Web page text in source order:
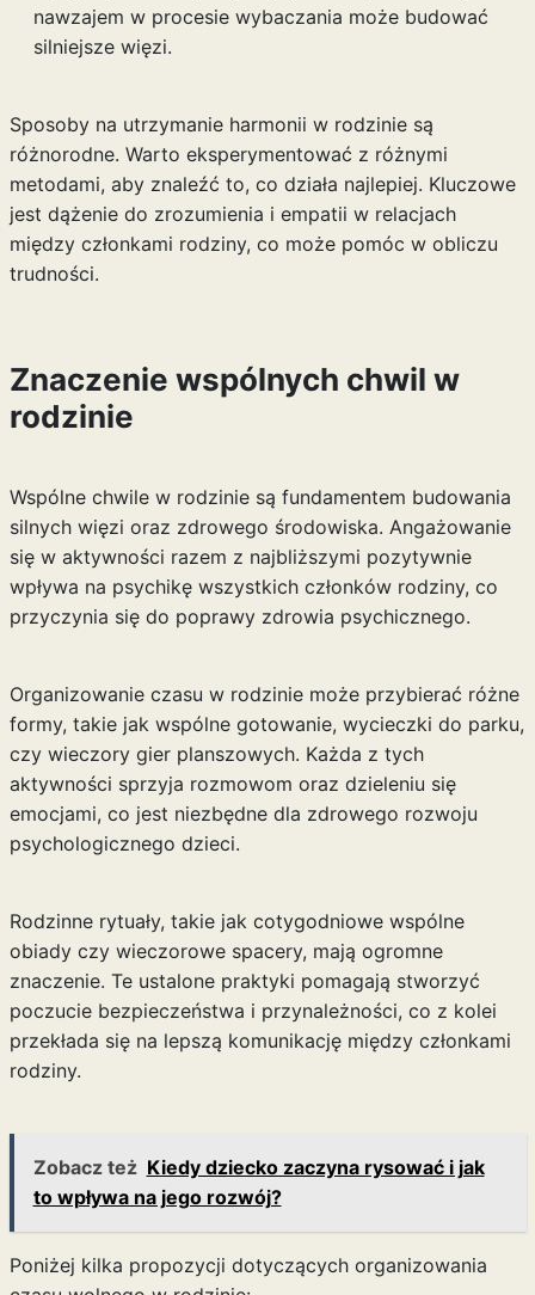
nawzajem w procesie wybaczania może budować
silniejsze więzi.
Sposoby na utrzymanie harmonii w rodzinie są
różnorodne. Warto eksperymentować z różnymi
metodami, aby znaleźć to, co działa najlepiej. Kluczowe
jest dążenie do zrozumienia i empatii w relacjach
między członkami rodziny, co może pomóc w obliczu
trudności.
Znaczenie wspólnych chwil w
rodzinie
Wspólne chwile w rodzinie są fundamentem budowania
silnych więzi oraz zdrowego środowiska. Angażowanie
się w aktywności razem z najbliższymi pozytywnie
wpływa na psychikę wszystkich członków rodziny, co
przyczynia się do poprawy zdrowia psychicznego.
Organizowanie czasu w rodzinie może przybierać różne
formy, takie jak wspólne gotowanie, wycieczki do parku,
czy wieczory gier planszowych. Każda z tych
aktywności sprzyja rozmowom oraz dzieleniu się
emocjami, co jest niezbędne dla zdrowego rozwoju
psychologicznego dzieci.
Rodzinne rytuały, takie jak cotygodniowe wspólne
obiady czy wieczorowe spacery, mają ogromne
znaczenie. Te ustalone praktyki pomagają stworzyć
poczucie bezpieczeństwa i przynależności, co z kolei
przekłada się na lepszą komunikację między członkami
rodziny.
Zobacz też Kiedy dziecko zaczyna rysować i jak
to wpływa na jego rozwój?
Poniżej kilka propozycji dotyczących organizowania